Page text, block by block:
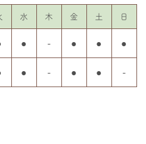
水 木 金 土 日
● - ● ●
●
● - ● ● -